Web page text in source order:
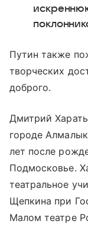
Путин также
творческих
доброго.
Дмитрий
городе
лет после
Подмосковье.
театральное
Щепкина при
Малом театре